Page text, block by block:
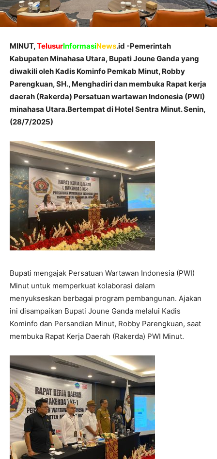
MINUT,TelusurInformasiNews.id -Pemerintah
Kabupaten Minahasa Utara, Bupati Joune Ganda yang
diwakili oleh Kadis Kominfo Pemkab Minut, Robby
Parengkuan, SH., Menghadiri dan membuka Rapat kerja
daerah (Rakerda) Persatuan wartawan Indonesia (PWI)
minahasa Utara.Bertempat di Hotel Sentra Minut. Senin,
(28/7/2025)
Bupati mengajak Persatuan Wartawan Indonesia (PWI)
Minut untuk memperkuat kolaborasi dalam
menyukseskan berbagai program pembangunan. Ajakan
ini disampaikan Bupati Joune Ganda melalui Kadis
Kominfo dan Persandian Minut, Robby Parengkuan, saat
membuka Rapat Kerja Daerah (Rakerda) PWI Minut.